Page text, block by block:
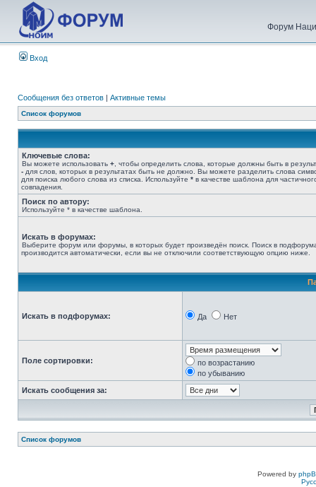
Форум
Вход
Сообщения без ответов | Активные темы
Список форумов
Ключевые слова:
Вы можете использовать + , чтобы определить слова, которые должны быть в
- для слов, которых в результатах быть не должно. Вы можете разделить слова
для поиска любого слова из списка. Используйте * в качестве шаблона для
совпадения.
Поиск по автору:
Используйте * в качестве шаблона.
Искать в форумах:
Выберите форум или форумы, в которых будет произведён поиск. Поиск в
производится автоматически, если вы не отключили соответствующую опцию ниже.
Искать в подфорумах: Да Нет
Поле сортировки:
по возрастанию
по убыванию
Искать сообщения за:
Список форумов
Powered by